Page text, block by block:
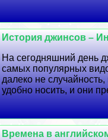
История джинсов –
На сегодняшний день
самых популярных
далеко не
удобно носить, и они
Времена в